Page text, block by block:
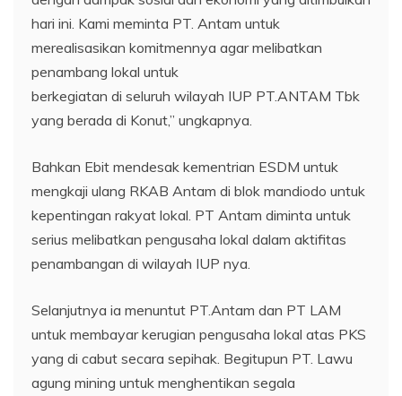
hari ini. Kami meminta PT. Antam untuk
merealisasikan komitmennya agar melibatkan
penambang lokal untuk
berkegiatan di seluruh wilayah IUP PT.ANTAM Tbk
yang berada di Konut,” ungkapnya.
Bahkan Ebit mendesak kementrian ESDM untuk
mengkaji ulang RKAB Antam di blok mandiodo untuk
kepentingan rakyat lokal. PT Antam diminta untuk
serius melibatkan pengusaha lokal dalam aktifitas
penambangan di wilayah IUP nya.
Selanjutnya ia menuntut PT.Antam dan PT LAM
untuk membayar kerugian pengusaha lokal atas PKS
yang di cabut secara sepihak. Begitupun PT. Lawu
agung mining untuk menghentikan segala